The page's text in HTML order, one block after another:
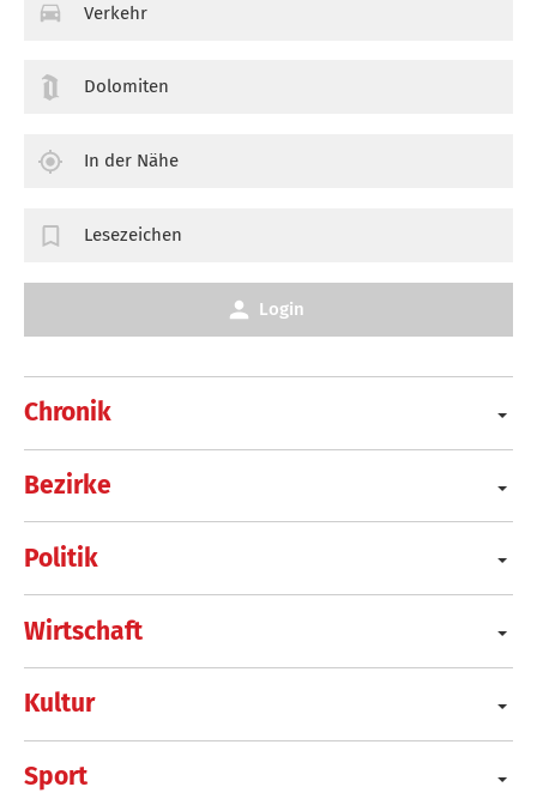
Chronik
Bezirke
Politik
Wirtschaft
Kultur
Sport
Verkehr
Dolomiten
In der Nähe
Lesezeichen
Login